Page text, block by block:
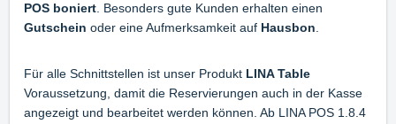
POS boniert. Besonders gute Kunden erhalten einen
Gutschein oder eine Aufmerksamkeit auf Hausbon.
Für alle Schnittstellen ist unser Produkt LINA Table
Voraussetzung, damit die Reservierungen auch in der Kasse
angezeigt und bearbeitet werden können. Ab LINA POS 1.8.4